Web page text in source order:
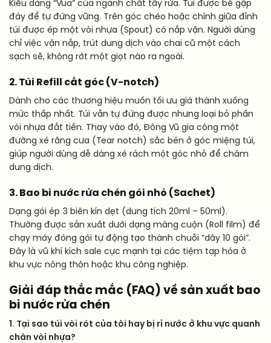
Kiểu dáng “Vua” của ngành chất tẩy rửa. Túi được bế gập
đáy để tự đứng vững. Trên góc chéo hoặc chính giữa đỉnh
túi được ép một vòi nhựa (Spout) có nắp vặn. Người dùng
chỉ việc vặn nắp, trút dung dịch vào chai cũ một cách
sạch sẽ, không rớt một giọt nào ra ngoài.
2. Túi Refill cắt góc (V-notch)
Dành cho các thương hiệu muốn tối ưu giá thành xuống
mức thấp nhất. Túi vẫn tự đứng được nhưng loại bỏ phần
vòi nhựa đắt tiền. Thay vào đó, Đông Vũ gia công một
đường xé răng cưa (Tear notch) sắc bén ở góc miệng túi,
giúp người dùng dễ dàng xé rách một góc nhỏ để châm
dung dịch.
3. Bao bì nước rửa chén gói nhỏ (Sachet)
Dạng gói ép 3 biên kín dẹt (dung tích 20ml – 50ml).
Thường được sản xuất dưới dạng màng cuộn (Roll film) để
chạy máy đóng gói tự động tạo thành chuỗi “dây 10 gói”.
Đây là vũ khí kích sale cực mạnh tại các tiệm tạp hóa ở
khu vực nông thôn hoặc khu công nghiệp.
Giải đáp thắc mắc (FAQ) về sản xuất bao
bì nước rửa chén
1. Tại sao túi vòi rót của tôi hay bị rỉ nước ở khu vực quanh
chân vòi nhựa?